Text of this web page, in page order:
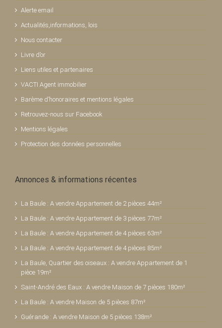
Alerte email
Actualités,informations, lois
Nous contacter
Livre d’or
Liens utiles et partenaires
VACTI Agent immobilier
Barème d’honoraires et mentions légales
Retrouvez-nous sur Facebook
Mentions légales
Protection des données personnelles
Annonces & informations récentes
La Baule : A vendre Appartement de 2 pièces 44m²
La Baule : A vendre Appartement de 3 pièces 77m²
La Baule : A vendre Appartement de 4 pièces 63m²
La Baule : A vendre Appartement de 4 pièces 85m²
La Baule, Quartier des oiseaux : A vendre Appartement de 1
pièce 19m²
Saint-André des Eaux : A vendre Maison de 7 pièces 180m²
La Baule : A vendre Maison de 5 pièces 87m²
Guérande : A vendre Maison de 5 pièces 138m²